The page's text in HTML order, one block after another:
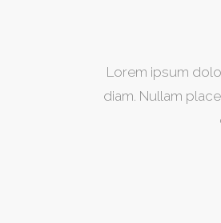
Lorem ipsum
diam. Nullam